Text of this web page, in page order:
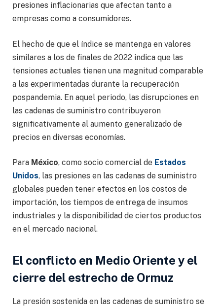
presiones inflacionarias que afectan tanto a
empresas como a consumidores.
El hecho de que el índice se mantenga en valores
similares a los de finales de 2022 indica que las
tensiones actuales tienen una magnitud comparable
a las experimentadas durante la recuperación
pospandemia. En aquel periodo, las disrupciones en
las cadenas de suministro contribuyeron
significativamente al aumento generalizado de
precios en diversas economías.
Para México, como socio comercial de Estados
Unidos, las presiones en las cadenas de suministro
globales pueden tener efectos en los costos de
importación, los tiempos de entrega de insumos
industriales y la disponibilidad de ciertos productos
en el mercado nacional.
El conflicto en Medio Oriente y el
cierre del estrecho de Ormuz
La presión sostenida en las cadenas de suministro se